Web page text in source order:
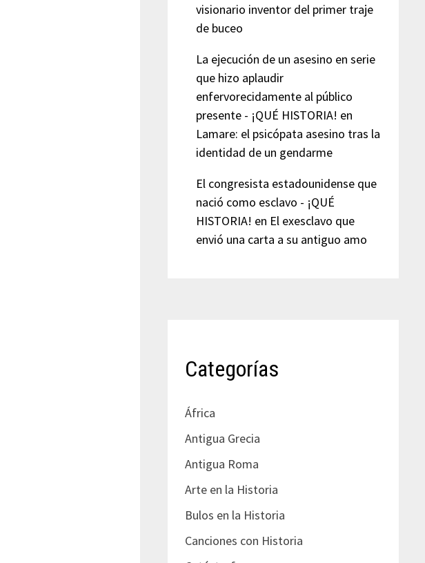
visionario inventor del primer traje
de buceo
La ejecución de un asesino en serie
que hizo aplaudir
enfervorecidamente al público
presente - ¡QUÉ HISTORIA! en
Lamare: el psicópata asesino tras la
identidad de un gendarme
El congresista estadounidense que
nació como esclavo - ¡QUÉ
HISTORIA! en El exesclavo que
envió una carta a su antiguo amo
Categorías
África
Antigua Grecia
Antigua Roma
Arte en la Historia
Bulos en la Historia
Canciones con Historia